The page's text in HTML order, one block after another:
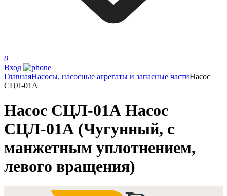
0
Вход
ГлавнаяНасосы, насосные агрегаты и запасные частиНасос
СЦЛ-01А
Насос СЦЛ-01А Насос
СЦЛ-01А (Чугунный, с
манжетным уплотнением,
левого вращения)